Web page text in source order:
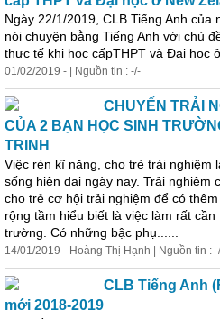
Ngày 22/1/2019, CLB Tiếng Anh
nói chuyện bằng Tiếng Anh với chủ
thực tế khi học cấpTHPT và Đại học
01/02/2019 - | Nguồn tin : -/-
CHUYẾN TRẢI
CỦA 2 BẠN HỌC SINH
TRINH
Việc rèn kĩ năng, cho trẻ trải nghiệm
sống hiện đại ngày nay. Trải nghiệm
cho trẻ cơ hội trải nghiệm để có
rộng tầm hiểu biết là việc làm rất
trường. Có những bậc phụ......
14/01/2019 - Hoàng Thị Hạnh | Nguồn tin :
CLB Tiếng Anh
mới 2018-2019